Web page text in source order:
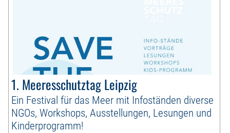
1. Meeresschutztag Leipzig
Ein Festival für das Meer mit Infoständen diverse
NGOs, Workshops, Ausstellungen, Lesungen und
Kinderprogramm!